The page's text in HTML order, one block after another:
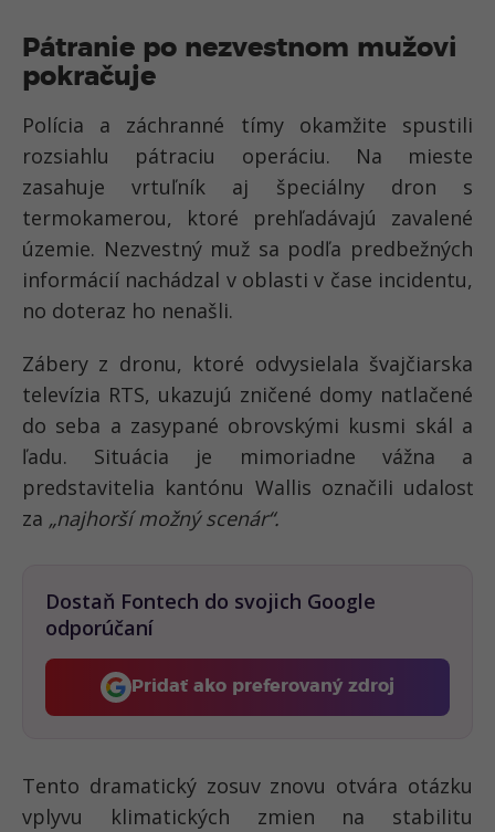
Pátranie po nezvestnom mužovi
pokračuje
Polícia a záchranné tímy okamžite spustili
rozsiahlu pátraciu operáciu. Na mieste
zasahuje vrtuľník aj špeciálny dron s
termokamerou, ktoré prehľadávajú zavalené
územie. Nezvestný muž sa podľa predbežných
informácií nachádzal v oblasti v čase incidentu,
no doteraz ho nenašli.
Zábery z dronu, ktoré odvysielala švajčiarska
televízia RTS, ukazujú zničené domy natlačené
do seba a zasypané obrovskými kusmi skál a
ľadu. Situácia je mimoriadne vážna a
predstavitelia kantónu Wallis označili udalosť
za „najhorší možný scenár“.
Dostaň Fontech do svojich Google
odporúčaní
Pridať ako preferovaný zdroj
Fontech, odkaz sa otvorí v
Tento dramatický zosuv znovu otvára otázku
vplyvu klimatických zmien na stabilitu